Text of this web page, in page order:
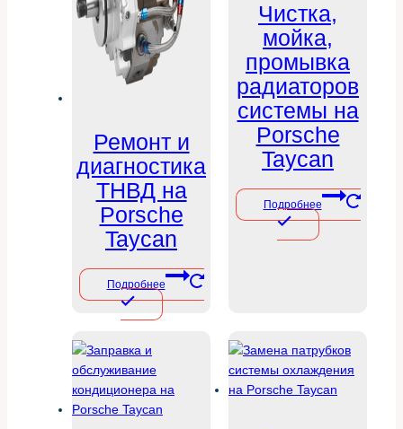
Ремонт и
диагностика
ТНВД на
Porsche
Taycan
Подробнее
Чистка,
мойка,
промывка
радиаторов
системы на
Porsche
Taycan
Подробнее